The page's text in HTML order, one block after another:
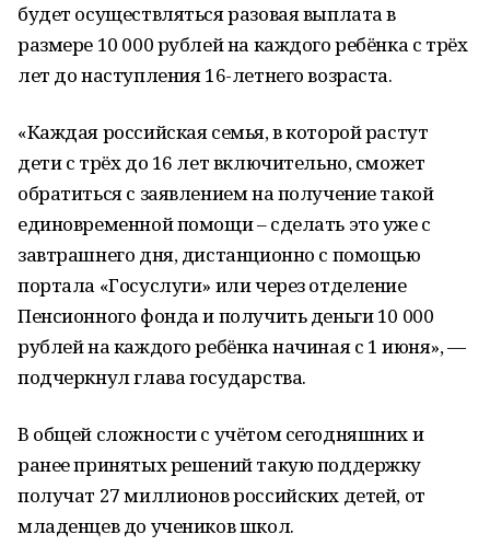
будет осуществляться разовая выплата в
размере 10 000 рублей на каждого ребёнка с трёх
лет до наступления 16-летнего возраста.
«Каждая российская семья, в которой растут
дети с трёх до 16 лет включительно, сможет
обратиться с заявлением на получение такой
единовременной помощи – сделать это уже с
завтрашнего дня, дистанционно с помощью
портала «Госуслуги» или через отделение
Пенсионного фонда и получить деньги 10 000
рублей на каждого ребёнка начиная с 1 июня», —
подчеркнул глава государства.
В общей сложности с учётом сегодняшних и
ранее принятых решений такую поддержку
получат 27 миллионов российских детей, от
младенцев до учеников школ.